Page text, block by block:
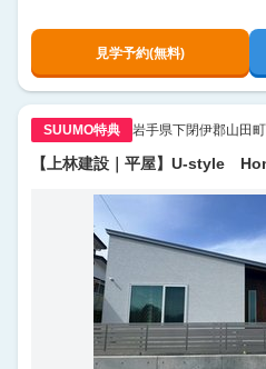
見学予約(無料)
SUUMO特典 岩手県下閉伊郡山田町
【上林建設｜平屋】U-style